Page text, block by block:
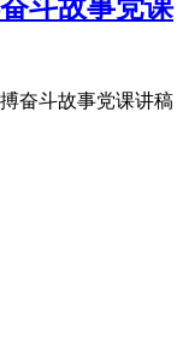
斗故事党课
奋斗故事党课讲稿